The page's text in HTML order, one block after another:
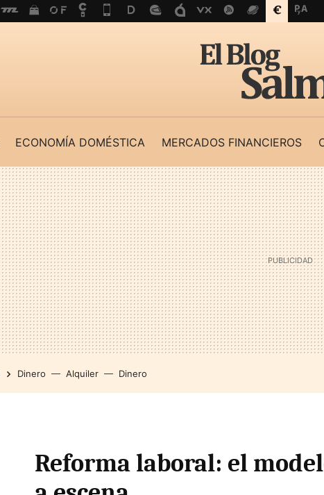
ECONOMÍA DOMÉSTICA MERCADOS FINANCIEROS
Dinero Alquiler Dinero
Reforma laboral: el